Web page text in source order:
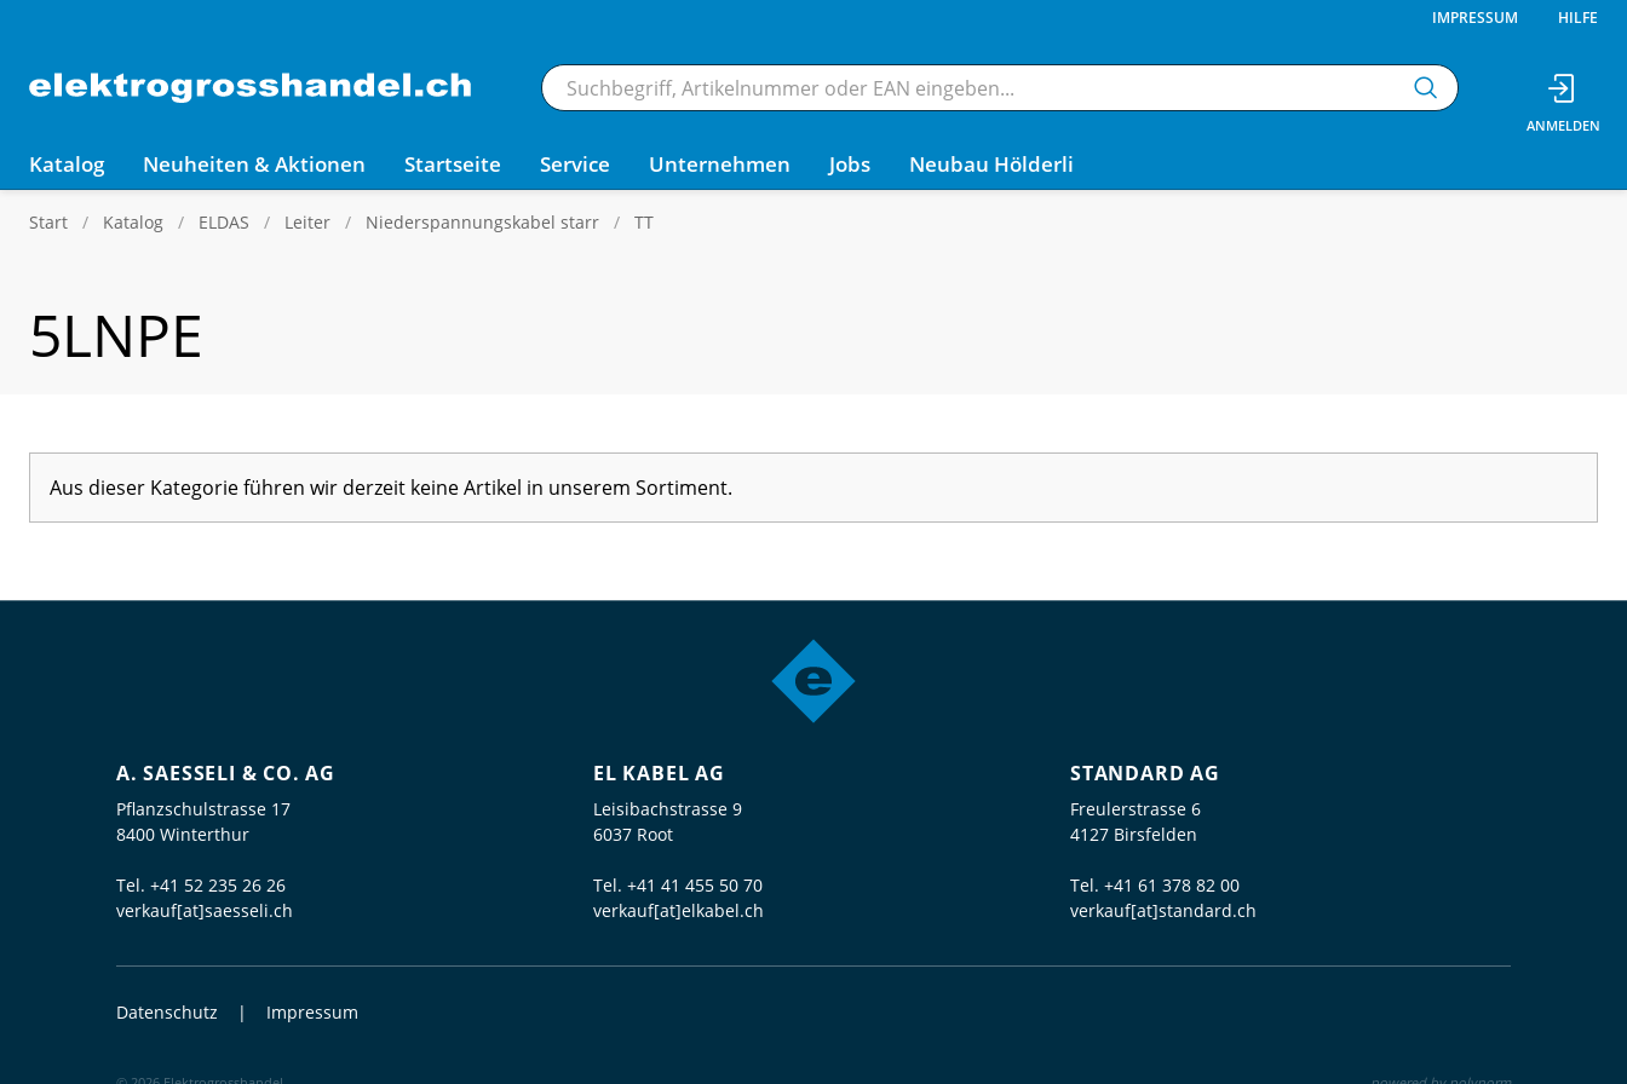
IMPRESSUM HILFE
Katalog Neuheiten & Aktionen Startseite Service Unternehmen Jobs Neubau Hölderli
Start Katalog ELDAS Leiter Niederspannungskabel starr TT
5LNPE
Aus dieser Kategorie führen wir derzeit keine Artikel in unserem Sortiment.
A. SAESSELI & CO. AG
Pflanzschulstrasse 17
8400 Winterthur
Tel. +41 52 235 26 26
verkauf[at]saesseli.ch
EL KABEL AG
Leisibachstrasse 9
6037 Root
Tel. +41 41 455 50 70
verkauf[at]elkabel.ch
STANDARD AG
Freulerstrasse 6
4127 Birsfelden
Tel. +41 61 378 82 00
verkauf[at]standard.ch
Datenschutz Impressum